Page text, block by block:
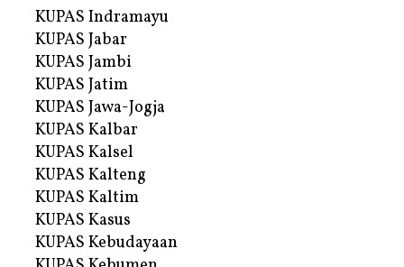
KUPAS Indramayu
KUPAS Jabar
KUPAS Jambi
KUPAS Jatim
KUPAS Jawa-Jogja
KUPAS Kalbar
KUPAS Kalsel
KUPAS Kalteng
KUPAS Kaltim
KUPAS Kasus
KUPAS Kebudayaan